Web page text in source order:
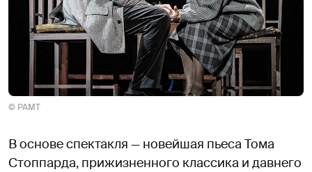
© РАМТ
В основе спектакля — новейшая пьеса Тома
Стоппарда, прижизненного классика и давнего